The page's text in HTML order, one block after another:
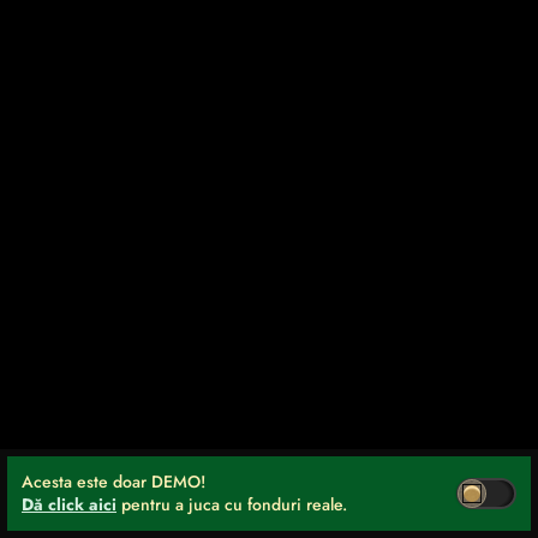
Acesta este doar DEMO!
Dă click aici pentru a juca cu fonduri reale.